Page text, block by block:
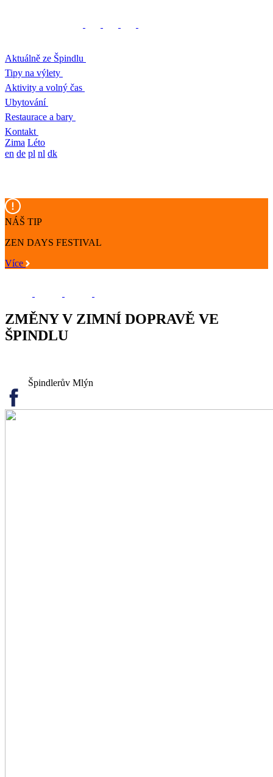
Aktuálně ze Špindlu
Tipy na výlety
Aktivity a volný čas
Ubytování
Restaurace a bary
Kontakt
Zima Léto
en de pl nl dk
NÁŠ TIP
ZEN DAYS FESTIVAL
Více
ZMĚNY V ZIMNÍ DOPRAVĚ VE
ŠPINDLU
Špindlerův Mlýn